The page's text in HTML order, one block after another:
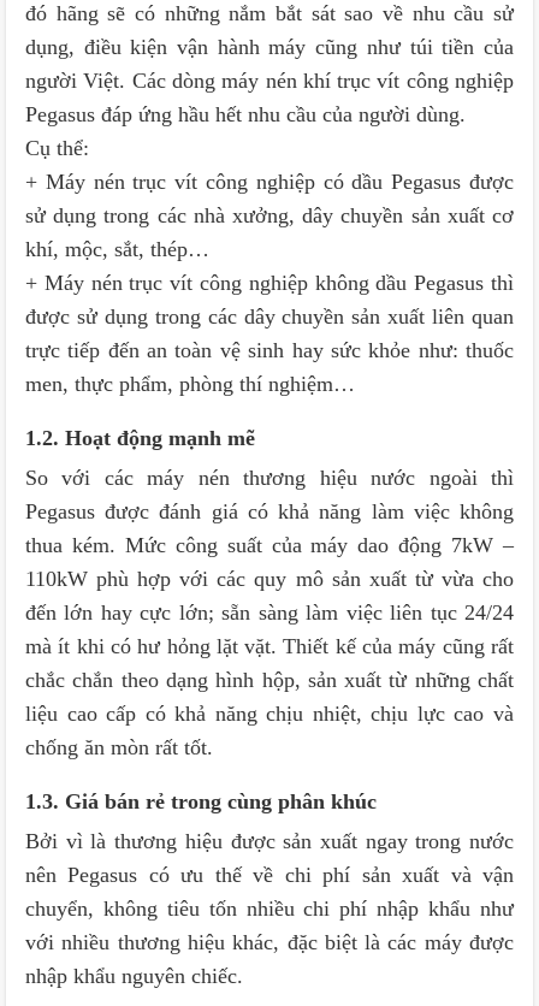
đó hãng sẽ có những nắm bắt sát sao về nhu cầu sử
dụng, điều kiện vận hành máy cũng như túi tiền của
người Việt. Các dòng máy nén khí trục vít công nghiệp
Pegasus đáp ứng hầu hết nhu cầu của người dùng.
Cụ thể:
+ Máy nén trục vít công nghiệp có dầu Pegasus được
sử dụng trong các nhà xưởng, dây chuyền sản xuất cơ
khí, mộc, sắt, thép…
+ Máy nén trục vít công nghiệp không dầu Pegasus thì
được sử dụng trong các dây chuyền sản xuất liên quan
trực tiếp đến an toàn vệ sinh hay sức khỏe như: thuốc
men, thực phẩm, phòng thí nghiệm…
1.2. Hoạt động mạnh mẽ
So với các máy nén thương hiệu nước ngoài thì
Pegasus được đánh giá có khả năng làm việc không
thua kém. Mức công suất của máy dao động 7kW –
110kW phù hợp với các quy mô sản xuất từ vừa cho
đến lớn hay cực lớn; sẵn sàng làm việc liên tục 24/24
mà ít khi có hư hỏng lặt vặt. Thiết kế của máy cũng rất
chắc chắn theo dạng hình hộp, sản xuất từ những chất
liệu cao cấp có khả năng chịu nhiệt, chịu lực cao và
chống ăn mòn rất tốt.
1.3. Giá bán rẻ trong cùng phân khúc
Bởi vì là thương hiệu được sản xuất ngay trong nước
nên Pegasus có ưu thế về chi phí sản xuất và vận
chuyển, không tiêu tốn nhiều chi phí nhập khẩu như
với nhiều thương hiệu khác, đặc biệt là các máy được
nhập khẩu nguyên chiếc.